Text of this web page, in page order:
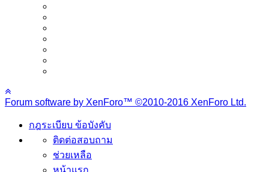
Forum software by XenForo™ ©2010-2016 XenForo Ltd.
กฎระเบียบ ข้อบังคับ
ติดต่อสอบถาม
ช่วยเหลือ
หน้าแรก